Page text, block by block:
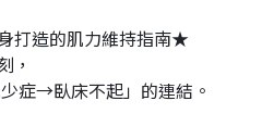
打造的肌力維持指南★
，
症→臥床不起」的連結。